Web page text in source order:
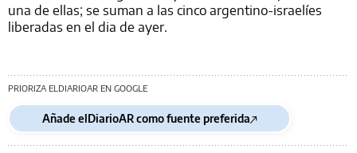
una de ellas; se suman a las cinco argentino-israelíes
liberadas en el dia de ayer.
PRIORIZA ELDIARIOAR EN GOOGLE
Añade elDiarioAR como fuente preferida